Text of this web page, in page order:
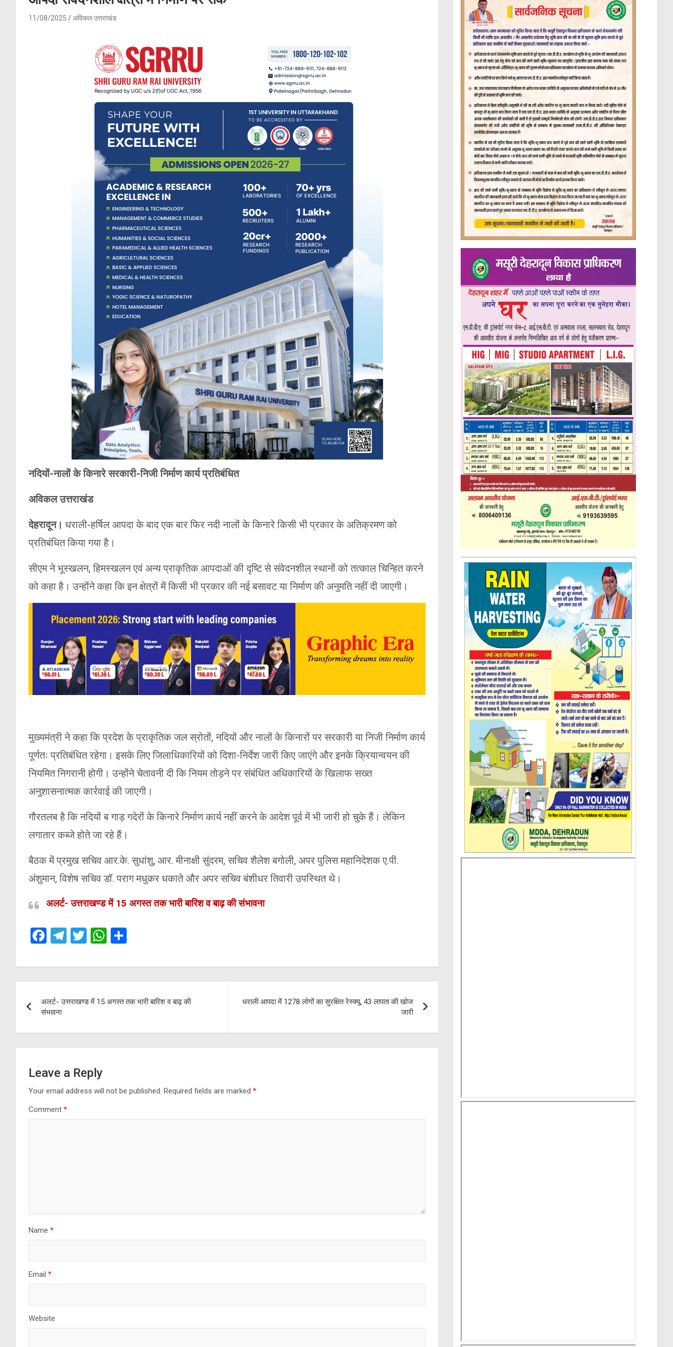
11/08/2025 अविकल उत्तराखंड
नदियों-नालों के किनारे सरकारी-निजी निर्माण कार्य प्रतिबंधित
अविकल उत्तराखंड
देहरादून। धराली-हर्षिल आपदा के बाद एक बार फिर नदी नालों के किनारे किसी भी प्रकार के अतिक्रमण को
प्रतिबंधित किया गया है।
सीएम ने भूस्खलन, हिमस्खलन एवं अन्य प्राकृतिक आपदाओं की दृष्टि से संवेदनशील स्थानों को तत्काल चिन्हित करने
को कहा है। उन्होंने कहा कि इन क्षेत्रों में किसी भी प्रकार की नई बसावट या निर्माण की अनुमति नहीं दी जाएगी।
मुख्यमंत्री ने कहा कि प्रदेश के प्राकृतिक जल स्रोतों, नदियों और नालों के किनारों पर सरकारी या निजी निर्माण कार्य
पूर्णतः प्रतिबंधित रहेगा। इसके लिए जिलाधिकारियों को दिशा-निर्देश जारी किए जाएंगे और इनके क्रियान्वयन की
नियमित निगरानी होगी। उन्होंने चेतावनी दी कि नियम तोड़ने पर संबंधित अधिकारियों के खिलाफ सख्त
अनुशासनात्मक कार्रवाई की जाएगी।
गौरतलब है कि नदियों ब गाड़ गदेरों के किनारे निर्माण कार्य नहीं करने के आदेश पूर्व में भी जारी हो चुके हैं। लेकिन
लगातार कब्जे होते जा रहे हैं।
बैठक में प्रमुख सचिव आर.के. सुधांशु, आर. मीनाक्षी सुंदरम, सचिव शैलेश बगोली, अपर पुलिस महानिदेशक ए.पी.
अंशुमान, विशेष सचिव डॉ. पराग मधुकर धकाते और अपर सचिव बंशीधर तिवारी उपस्थित थे।
अलर्ट- उत्तराखण्ड में 15 अगस्त तक भारी बारिश व बाढ़ की संभावना
F
ce
o
o
k
T
e
a
T
tt
W
at
A
p
ar
navigation
अलर्ट- उत्तराखण्ड में 15 अगस्त तक भारी बारिश व बाढ़ की
संभावना
धराली आपदा में 1278 लोगों का सुरक्षित रेस्क्यू, 43 लापता की खोज
जारी
Leave a Reply
Your email address will not be published. Required fields are marked *
Comment *
Name *
Email *
Website